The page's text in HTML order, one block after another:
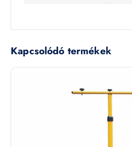
Kapcsolódó termékek